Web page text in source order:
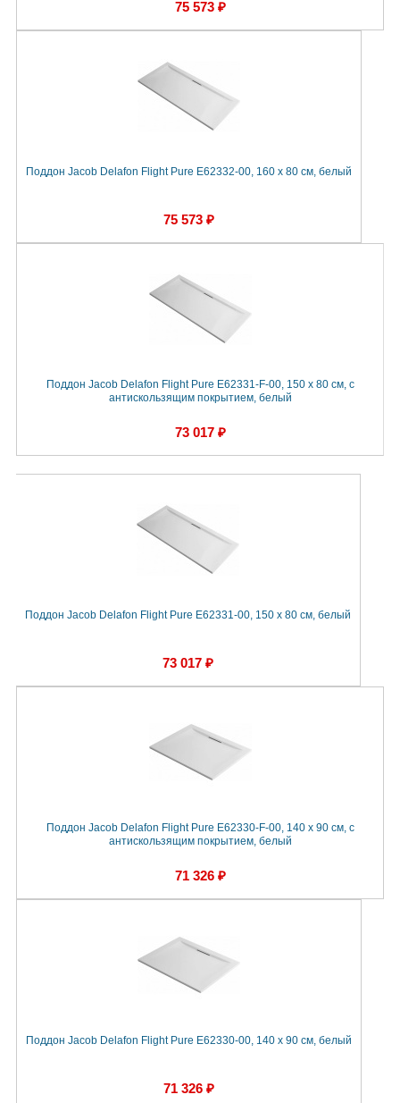
75 573 ₽
Поддон Jacob Delafon Flight Pure E62332-00, 160 x 80 см, белый
75 573 ₽
Поддон Jacob Delafon Flight Pure E62331-F-00, 150 x 80 см, с
антискользящим покрытием, белый
73 017 ₽
Поддон Jacob Delafon Flight Pure E62331-00, 150 x 80 см, белый
73 017 ₽
Поддон Jacob Delafon Flight Pure E62330-F-00, 140 x 90 см, с
антискользящим покрытием, белый
71 326 ₽
Поддон Jacob Delafon Flight Pure E62330-00, 140 x 90 см, белый
71 326 ₽